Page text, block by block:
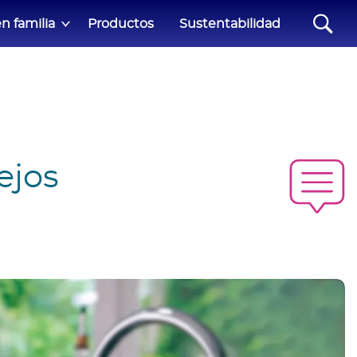
familia Productos Sustentabilidad